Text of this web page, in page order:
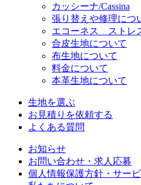
カッシーナ/Cassina
張り替えや修理につ
エコーネス ストレ
合皮生地について
布生地について
料金について
本革生地について
生地を選ぶ
お見積りを依頼する
よくある質問
お知らせ
お問い合わせ・求人応募
個人情報保護方針・サー